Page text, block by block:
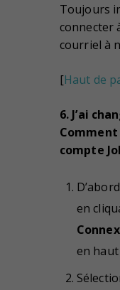
Toujours
connecter
courriel à
[Haut de
6. J’ai
compte
en
en